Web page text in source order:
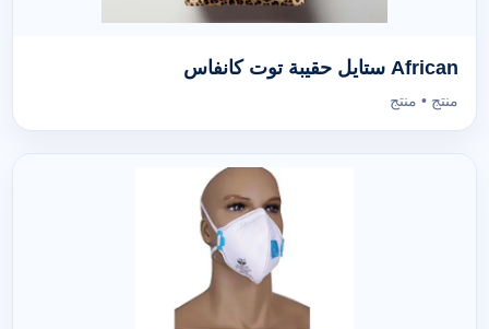
African ستايل حقيبة توت كانفاس
منتج • منتج